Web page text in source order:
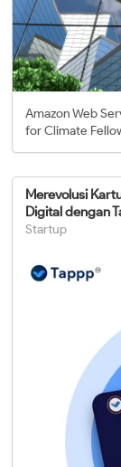
Amazon Web
for Climate
Merevolusi
Digital dengan
Startup